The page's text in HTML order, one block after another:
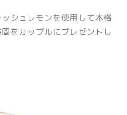
シュレモンを使用して本格
をカップルにプレゼントし